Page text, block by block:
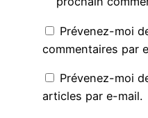
Prévenez-moi
commentaires par
Prévenez-moi
articles par e-mail.